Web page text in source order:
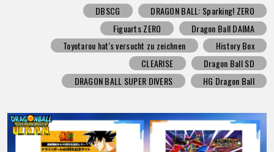
DBSCG
DRAGON BALL: Sparking! ZERO
Figuarts ZERO
Dragon Ball DAIMA
Toyotarou hat's versucht zu zeichnen
History Box
CLEARISE
Dragon Ball SD
DRAGON BALL SUPER DIVERS
HG Dragon Ball